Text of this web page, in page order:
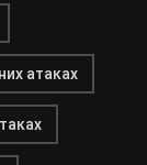
атаках